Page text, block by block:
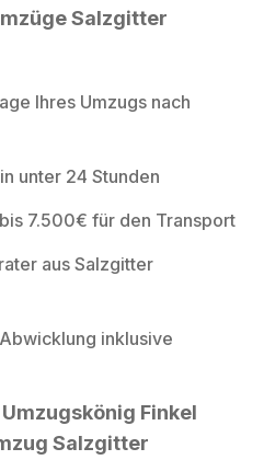
Salzgitter
Ihres Umzugs nach
unter 24 Stunden
7.500€ für den Transport
aus Salzgitter
inklusive
Finkel
Salzgitter